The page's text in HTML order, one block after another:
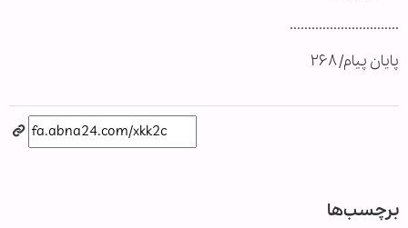
..............................
پایان پیام/ ۲۶۸
برچسب‌ها